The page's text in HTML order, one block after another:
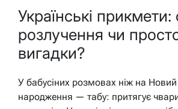
Українські прикмети:
розлучення чи
вигадки?
У бабусіних розмовах ніж на Новий
народження — табу: притягує